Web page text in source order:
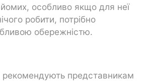
особливо якщо для неї
робити, потрібно
обережністю.
рекомендують представникам